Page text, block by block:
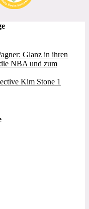
Glanz in ihren
NBA und zum
Kim Stone 1